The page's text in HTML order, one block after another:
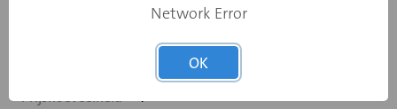
Nee
Nee
Prijshoeveelheid 1
Network Error
OK